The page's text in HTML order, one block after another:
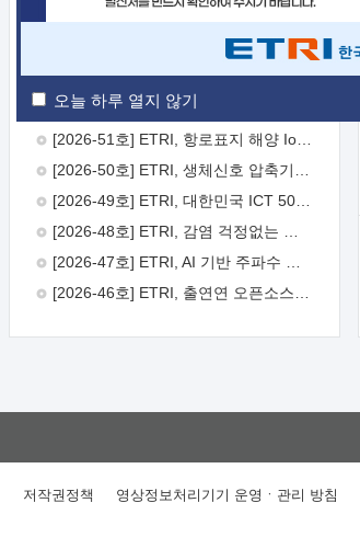
오늘 하루 열지 않기
[2026-52호] ETRI, ITU-T 자율주행차 국제표준화 주도한다
저작권정책 영상정보처리기기 운영ㆍ관리 방침